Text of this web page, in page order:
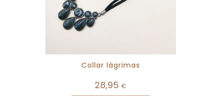
Collar lágrimas
28,95 €